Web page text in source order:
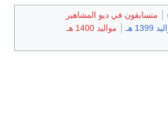
متسابقون في ديو المشاهير
هـ
مواليد 1400 هـ